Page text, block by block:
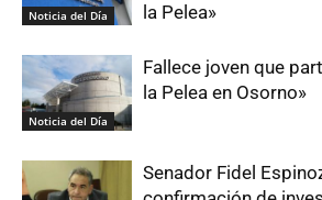
Noticia del Día
la Pelea»
Noticia del Día
Fallece joven que
la Pelea en Osorno»
Senador Fidel